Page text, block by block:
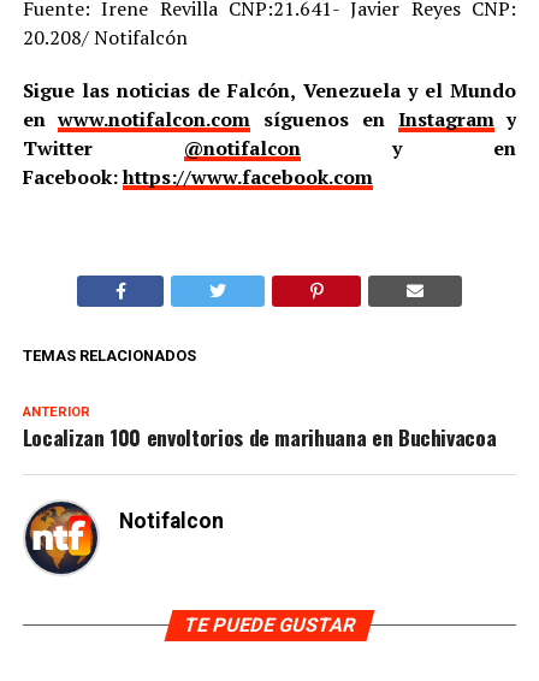
Fuente: Irene Revilla CNP:21.641- Javier Reyes CNP:
20.208/ Notifalcón
Sigue las noticias de Falcón, Venezuela y el Mundo
enwww.notifalcon.com síguenos en Instagramy
Twitter @notifalcony en
Facebook:https://www.facebook.com
TEMAS RELACIONADOS
ANTERIOR
Localizan 100 envoltorios de marihuana en Buchivacoa
Notifalcon
TE PUEDE GUSTAR